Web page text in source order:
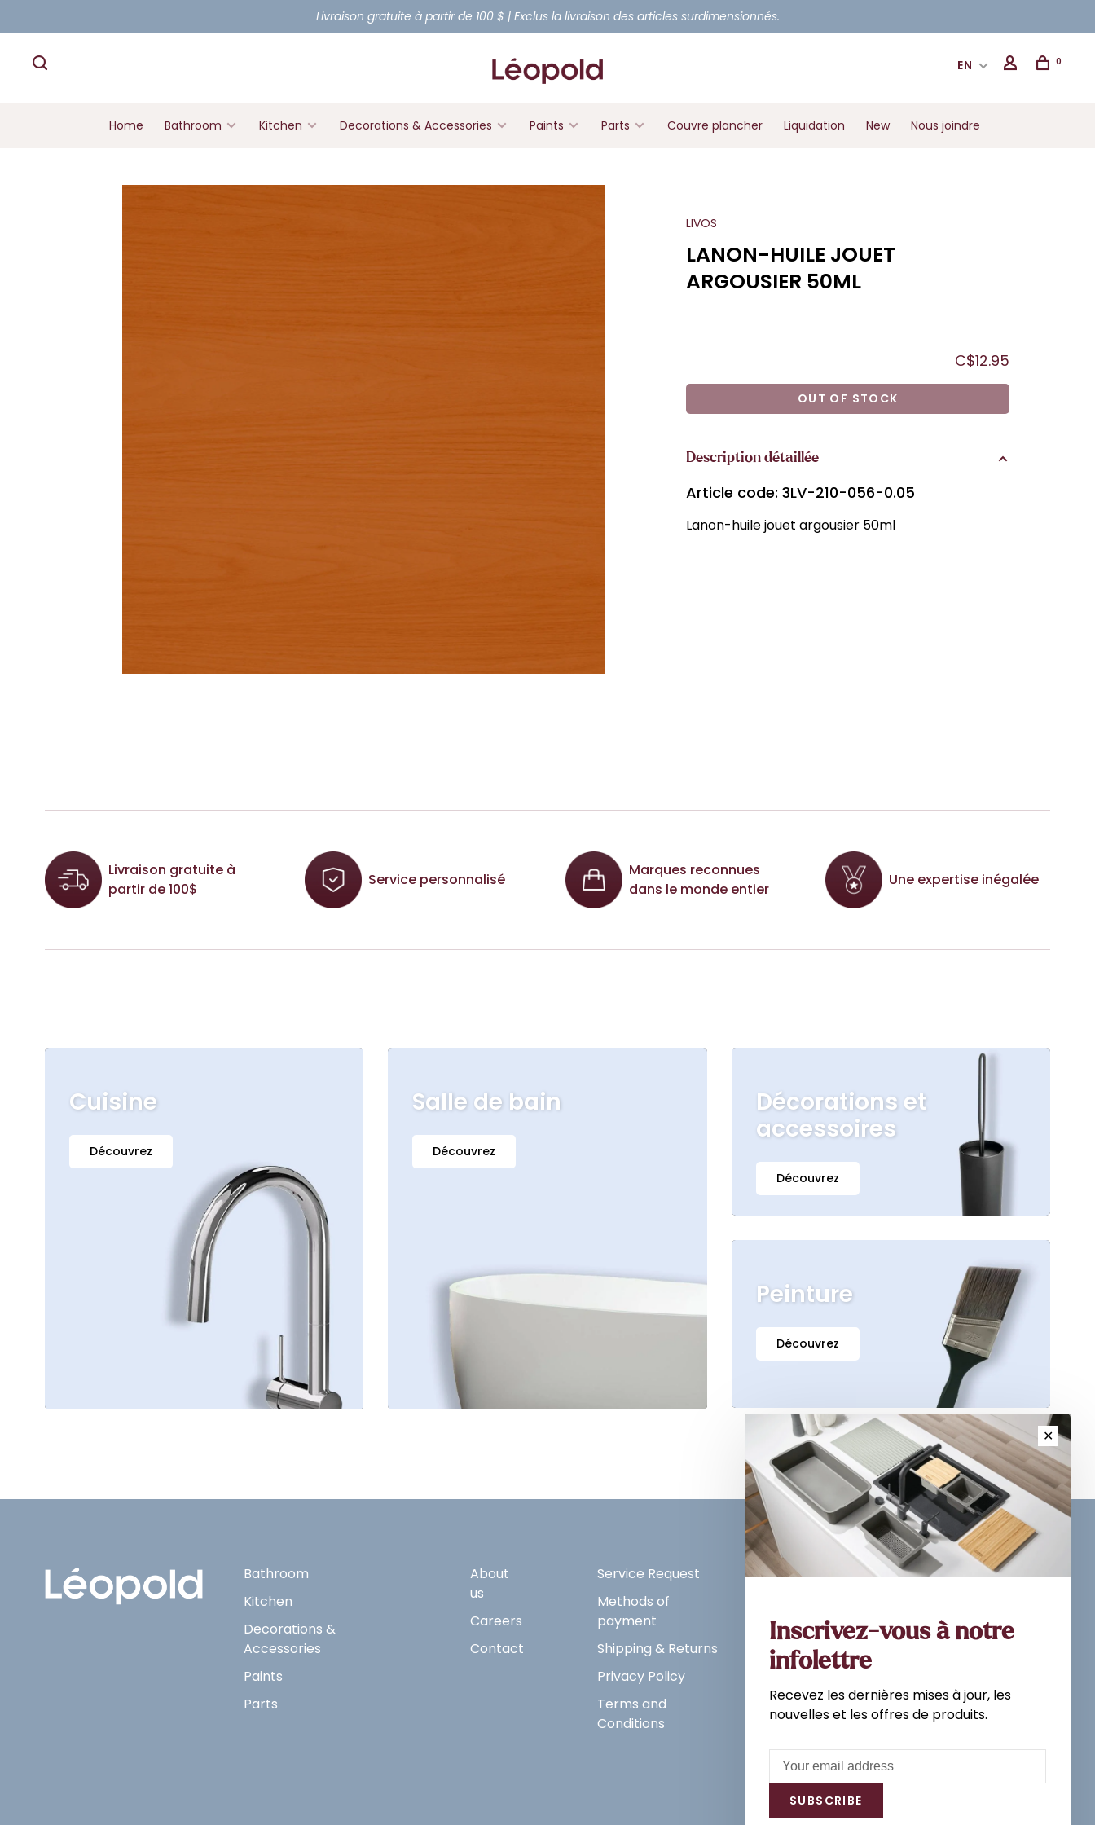
Livraison gratuite à partir de 100 $ | Exclus la livraison des articles surdimensionnés.
EN 0
Home Bathroom Kitchen Decorations & Accessories Paints Parts Couvre plancher Liquidation New Nous joindre
LIVOS
LANON-HUILE JOUET
ARGOUSIER 50ML
C$12.95
OUT OF STOCK
Description détaillée
Article code: 3LV-210-056-0.05
Lanon-huile jouet argousier 50ml
Livraison gratuite à
partir de 100$
Service personnalisé
Marques reconnues
dans le monde entier
Une expertise inégalée
Cuisine
Découvrez
Salle de bain
Découvrez
Décorations et
accessoires
Découvrez
Peinture
Découvrez
Bathroom
Kitchen
Decorations &
Accessories
Paints
Parts
About
us
Careers
Contact
Service Request
Methods of
payment
Shipping & Returns
Privacy Policy
Terms and
Conditions
Sign up for our newsletter and
Subscribe
✕
Inscrivez-vous à notre
infolettre
Recevez les dernières mises à jour, les
nouvelles et les offres de produits.
SUBSCRIBE